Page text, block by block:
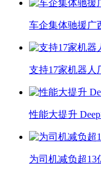
车企集体驰援广
支持17家机器人
性能大提升
为司机减负超13